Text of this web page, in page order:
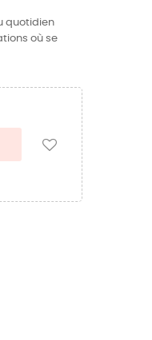
quotidien
où se